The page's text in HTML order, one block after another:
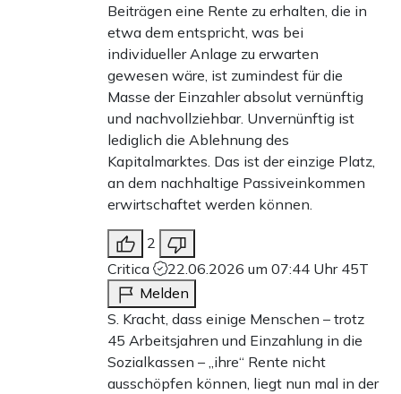
Beiträgen eine Rente zu erhalten, die in
etwa dem entspricht, was bei
individueller Anlage zu erwarten
gewesen wäre, ist zumindest für die
Masse der Einzahler absolut vernünftig
und nachvollziehbar. Unvernünftig ist
lediglich die Ablehnung des
Kapitalmarktes. Das ist der einzige Platz,
an dem nachhaltige Passiveinkommen
erwirtschaftet werden können.
2
Critica
22.06.2026 um 07:44 Uhr 45T
Melden
S. Kracht, dass einige Menschen – trotz
45 Arbeitsjahren und Einzahlung in die
Sozialkassen – „ihre“ Rente nicht
ausschöpfen können, liegt nun mal in der